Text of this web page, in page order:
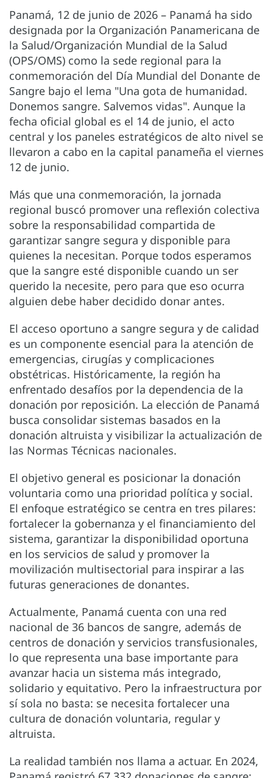
Panamá, 12 de junio de 2026 – Panamá ha sido
designada por la Organización Panamericana de
la Salud/Organización Mundial de la Salud
(OPS/OMS) como la sede regional para la
conmemoración del Día Mundial del Donante de
Sangre bajo el lema "Una gota de humanidad.
Donemos sangre. Salvemos vidas". Aunque la
fecha oficial global es el 14 de junio, el acto
central y los paneles estratégicos de alto nivel se
llevaron a cabo en la capital panameña el viernes
12 de junio.
Más que una conmemoración, la jornada
regional buscó promover una reflexión colectiva
sobre la responsabilidad compartida de
garantizar sangre segura y disponible para
quienes la necesitan. Porque todos esperamos
que la sangre esté disponible cuando un ser
querido la necesite, pero para que eso ocurra
alguien debe haber decidido donar antes.
El acceso oportuno a sangre segura y de calidad
es un componente esencial para la atención de
emergencias, cirugías y complicaciones
obstétricas. Históricamente, la región ha
enfrentado desafíos por la dependencia de la
donación por reposición. La elección de Panamá
busca consolidar sistemas basados en la
donación altruista y visibilizar la actualización de
las Normas Técnicas nacionales.
El objetivo general es posicionar la donación
voluntaria como una prioridad política y social.
El enfoque estratégico se centra en tres pilares:
fortalecer la gobernanza y el financiamiento del
sistema, garantizar la disponibilidad oportuna
en los servicios de salud y promover la
movilización multisectorial para inspirar a las
futuras generaciones de donantes.
Actualmente, Panamá cuenta con una red
nacional de 36 bancos de sangre, además de
centros de donación y servicios transfusionales,
lo que representa una base importante para
avanzar hacia un sistema más integrado,
solidario y equitativo. Pero la infraestructura por
sí sola no basta: se necesita fortalecer una
cultura de donación voluntaria, regular y
altruista.
La realidad también nos llama a actuar. En 2024,